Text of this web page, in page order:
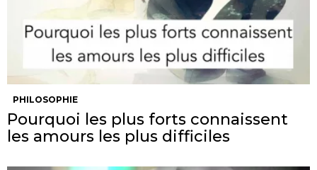
PHILOSOPHIE
Pourquoi les plus forts connaissent
les amours les plus difficiles